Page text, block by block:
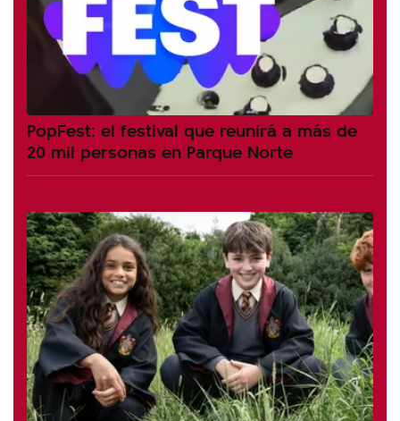
PopFest: el festival que reunirá a más de
20 mil personas en Parque Norte